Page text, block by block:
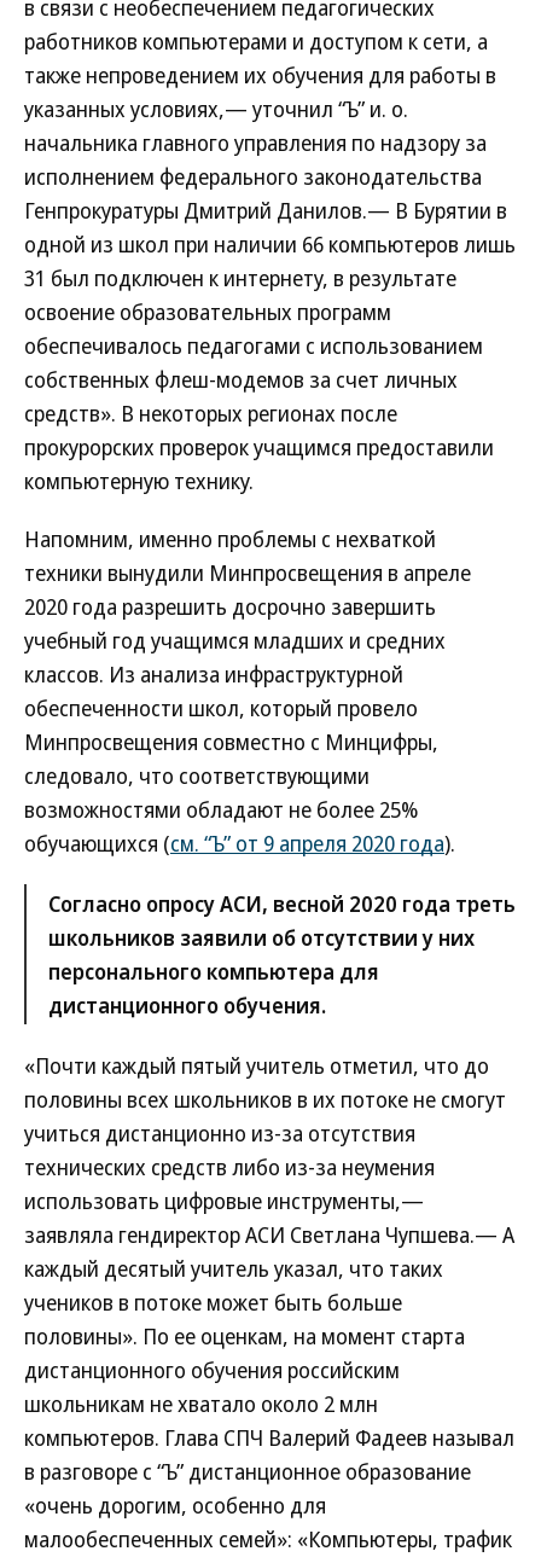
в связи с необеспечением педагогических
работников компьютерами и доступом к сети, а
также непроведением их обучения для работы в
указанных условиях,— уточнил “Ъ” и. о.
начальника главного управления по надзору за
исполнением федерального законодательства
Генпрокуратуры Дмитрий Данилов.— В Бурятии в
одной из школ при наличии 66 компьютеров лишь
31 был подключен к интернету, в результате
освоение образовательных программ
обеспечивалось педагогами с использованием
собственных флеш-модемов за счет личных
средств». В некоторых регионах после
прокурорских проверок учащимся предоставили
компьютерную технику.
Напомним, именно проблемы с нехваткой
техники вынудили Минпросвещения в апреле
2020 года разрешить досрочно завершить
учебный год учащимся младших и средних
классов. Из анализа инфраструктурной
обеспеченности школ, который провело
Минпросвещения совместно с Минцифры,
следовало, что соответствующими
возможностями обладают не более 25%
обучающихся (см. “Ъ” от 9 апреля 2020 года).
Согласно опросу АСИ, весной 2020 года треть
школьников заявили об отсутствии у них
персонального компьютера для
дистанционного обучения.
«Почти каждый пятый учитель отметил, что до
половины всех школьников в их потоке не смогут
учиться дистанционно из-за отсутствия
технических средств либо из-за неумения
использовать цифровые инструменты,—
заявляла гендиректор АСИ Светлана Чупшева.— А
каждый десятый учитель указал, что таких
учеников в потоке может быть больше
половины». По ее оценкам, на момент старта
дистанционного обучения российским
школьникам не хватало около 2 млн
компьютеров. Глава СПЧ Валерий Фадеев называл
в разговоре с “Ъ” дистанционное образование
«очень дорогим, особенно для
малообеспеченных семей»: «Компьютеры, трафик